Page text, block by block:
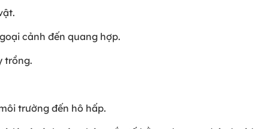
cảnh đến quang hợp.
trồng.
trường đến hô hấp.